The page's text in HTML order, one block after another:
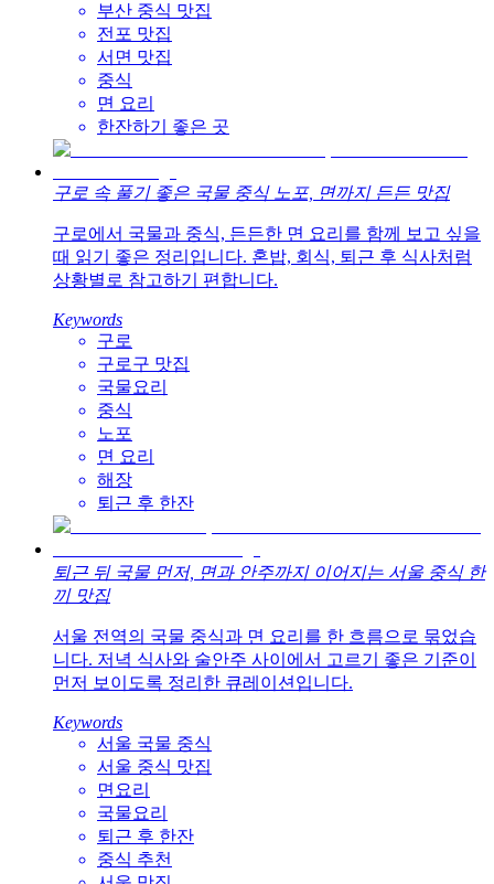
부산 중식 맛집
전포 맛집
서면 맛집
중식
면 요리
한잔하기 좋은 곳
구로 속 풀기 좋은 국물 중식 노포, 면까지 든든 맛집
구로에서 국물과 중식, 든든한 면 요리를 함께 보고 싶을
때 읽기 좋은 정리입니다. 혼밥, 회식, 퇴근 후 식사처럼
상황별로 참고하기 편합니다.
Keywords
구로
구로구 맛집
국물요리
중식
노포
면 요리
해장
퇴근 후 한잔
퇴근 뒤 국물 먼저, 면과 안주까지 이어지는 서울 중식 한
끼 맛집
서울 전역의 국물 중식과 면 요리를 한 흐름으로 묶었습
니다. 저녁 식사와 술안주 사이에서 고르기 좋은 기준이
먼저 보이도록 정리한 큐레이션입니다.
Keywords
서울 국물 중식
서울 중식 맛집
면요리
국물요리
퇴근 후 한잔
중식 추천